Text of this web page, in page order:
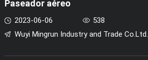
CONTACTO
Paseador aéreo
2023-06-06
538
Wuyi Mingrun Industry and Trade Co.Ltd.